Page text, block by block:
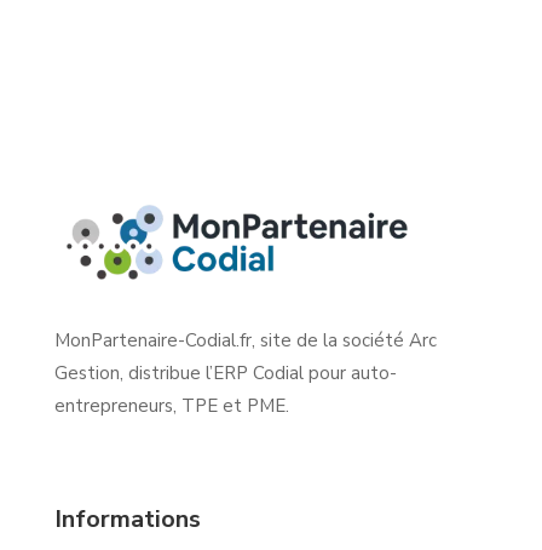
MonPartenaire-Codial.fr, site de la société Arc
Gestion, distribue l’ERP Codial pour auto-
entrepreneurs, TPE et PME.
Informations